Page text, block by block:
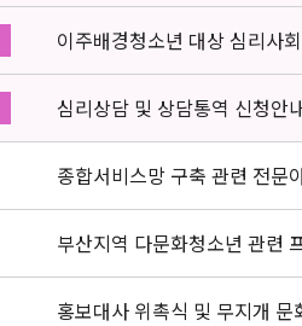
이주배경청소년 대상 심리사
심리상담 및 상담통역 신청안
종합서비스망 구축 관련 전문
부산지역 다문화청소년 관련
홍보대사 위촉식 및 무지개 문